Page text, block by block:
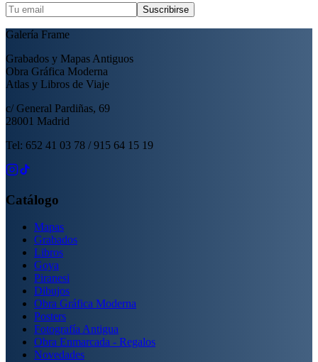
Suscribirse
Galería Frame
Grabados y Mapas Antiguos
Obra Gráfica Moderna
Atlas y Libros de Viaje
c/ General Pardiñas, 69
28001 Madrid
Tel: 652 41 03 78 / 915 64 15 19
Catálogo
Mapas
Grabados
Libros
Goya
Piranesi
Dibujos
Obra Gráfica Moderna
Posters
Fotografía Antigua
Obra Enmarcada - Regalos
Novedades